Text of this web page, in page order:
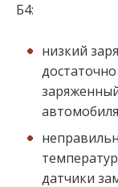
Б4:
низкий
датчики